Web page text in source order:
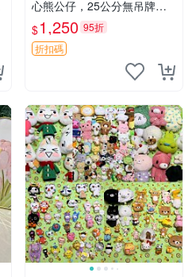
心熊公仔，25公分無吊牌全
新 愛心熊 公仔 熊抱玩偶
$1,250 95折
折扣碼